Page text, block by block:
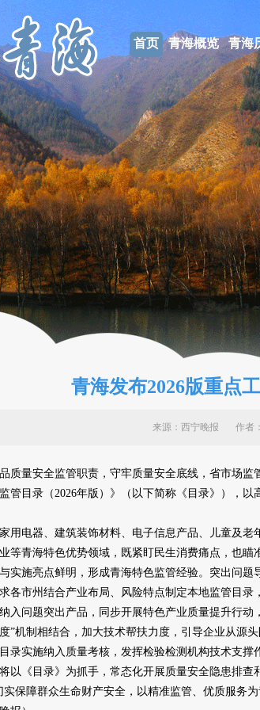
首页 青海概览 青海
青海发布2026版重点
来源：西宁晚报 作者：
量安全监管职责，守牢质量安全底线，省市场监
管目录（2026年版）》（以下简称《目录》），
电器、建筑装饰材料、电子信息产品、儿童及老
等青海特色优势领域，既紧盯民生消费痛点，也瞄
施亮点鲜明，形成青海特色监管经验。突出问题
各市州结合产业布局、风险特点制定本地监管目
入问题突出产品，同步开展特色产业质量提升行
”机制相结合，加大技术帮扶力度，引导企业从源
录实施纳入质量考核，发挥检验检测机构技术支撑
《目录》为抓手，常态化开展质量安全隐患排查
实保障群众生命财产安全，以精准监管、优质服务